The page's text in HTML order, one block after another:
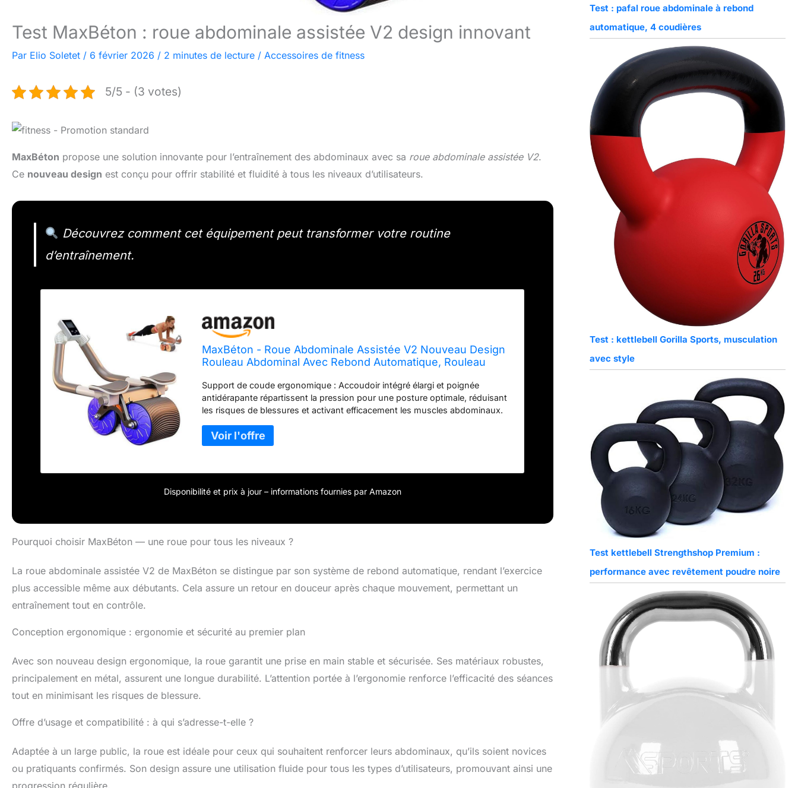
Test MaxBéton : roue abdominale assistée V2 design innovant
Par Elio Soletet / 6 février 2026 / 2 minutes de lecture / Accessoires de fitness
5/5 - (3 votes)
MaxBéton propose une solution innovante pour l’entraînement des abdominaux avec sa roue abdominale assistée V2.
Ce nouveau design est conçu pour offrir stabilité et fluidité à tous les niveaux d’utilisateurs.
Découvrez comment cet équipement peut transformer votre routine
d’entraînement.
MaxBéton - Roue Abdominale Assistée V2 Nouveau Design
Rouleau Abdominal Avec Rebond Automatique, Rouleau
Support de coude ergonomique : Accoudoir intégré élargi et poignée
antidérapante répartissent la pression pour une posture optimale, réduisant
les risques de blessures et activant efficacement les muscles abdominaux.
mouvement, idéal pour les débutants, limitant les oscillations et améliorant la
sécurité et l’efficacité de l’entraînement. Stabilité renforcée à double roue :
mouvements, parfait pour renforcer le tronc. Matériaux durables et
roues en caoutchouc silencieuses pour protéger les sols et assurer confort
exercices (planche, fentes, etc.), pour sculpter l’ensemble du corps et
Disponibilité et prix à jour – informations fournies par Amazon
Pourquoi choisir MaxBéton — une roue pour tous les niveaux ?
La roue abdominale assistée V2 de MaxBéton se distingue par son système de rebond automatique, rendant l’exercice
plus accessible même aux débutants. Cela assure un retour en douceur après chaque mouvement, permettant un
entraînement tout en contrôle.
Conception ergonomique : ergonomie et sécurité au premier plan
Avec son nouveau design ergonomique, la roue garantit une prise en main stable et sécurisée. Ses matériaux robustes,
principalement en métal, assurent une longue durabilité. L’attention portée à l’ergonomie renforce l’efficacité des séances
tout en minimisant les risques de blessure.
Offre d’usage et compatibilité : à qui s’adresse-t-elle ?
Adaptée à un large public, la roue est idéale pour ceux qui souhaitent renforcer leurs abdominaux, qu’ils soient novices
ou pratiquants confirmés. Son design assure une utilisation fluide pour tous les types d’utilisateurs, promouvant ainsi une
Test : pafal roue abdominale à rebond
automatique, 4 coudières
Test : kettlebell Gorilla Sports, musculation
avec style
Test kettlebell Strengthshop Premium :
performance avec revêtement poudre noire